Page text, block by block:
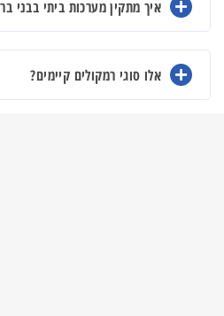
איך מתקין מערכות ביתי בבני
אלו סוגי רמקולים קיימים?